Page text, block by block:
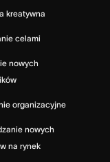
kreatywna
celami
nowych
organizacyjne
nowych
na rynek